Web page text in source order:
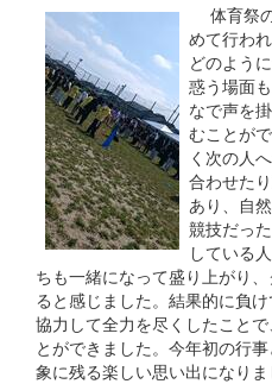
体育祭
めて行わ
どのよう
惑う場面
なで声を
むことが
く次の人
合わせた
あり、自
競技だっ
している
ちも一緒になって盛り上がり
ると感じました。結果的に負
協力して全力を尽くしたこと
とができました。今年初の行
象に残る楽しい思い出になりま